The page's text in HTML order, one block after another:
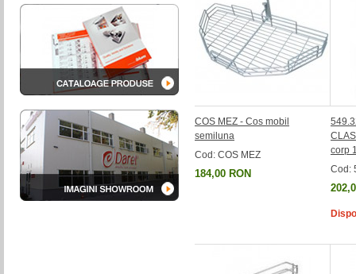
COS MEZ - Cos mobil
semiluna
Cod: COS MEZ
184,00 RON
corp
Cod: